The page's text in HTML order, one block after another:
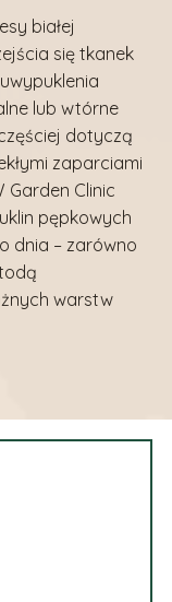
białej
się tkanek
lub wtórne
dotyczą
zaparciami
Garden Clinic
pępkowych
dnia – zarówno
warstw